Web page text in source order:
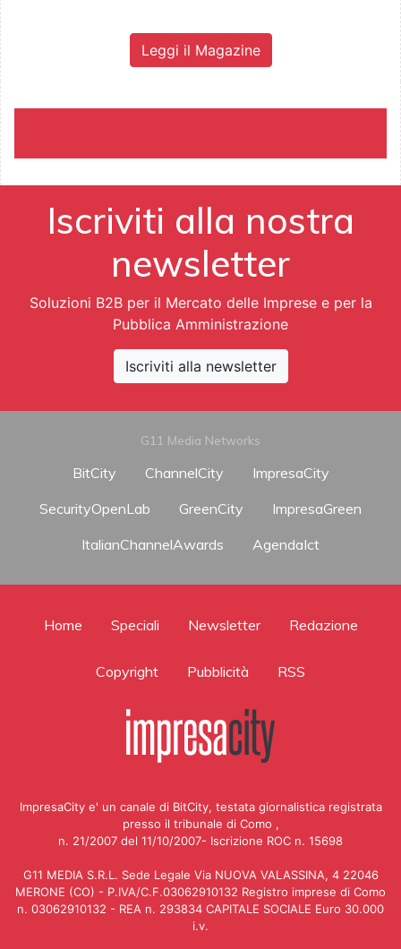
Leggi il Magazine
Iscriviti alla nostra
newsletter
Soluzioni B2B per il Mercato delle Imprese e per la
Pubblica Amministrazione
Iscriviti alla newsletter
G11 Media Networks
BitCity ChannelCity
ImpresaCity
SecurityOpenLab
GreenCity
ImpresaGreen
ItalianChannelAwards
AgendaIct
Home Speciali Newsletter Redazione
Copyright Pubblicità RSS
ImpresaCity e' un canale di BitCity, testata giornalistica registrata
presso il tribunale di Como ,
n. 21/2007 del 11/10/2007- Iscrizione ROC n. 15698
G11 MEDIA S.R.L. Sede Legale Via NUOVA VALASSINA, 4 22046
MERONE (CO) - P.IVA/C.F.03062910132 Registro imprese di Como
n. 03062910132 - REA n. 293834 CAPITALE SOCIALE Euro 30.000
i.v.